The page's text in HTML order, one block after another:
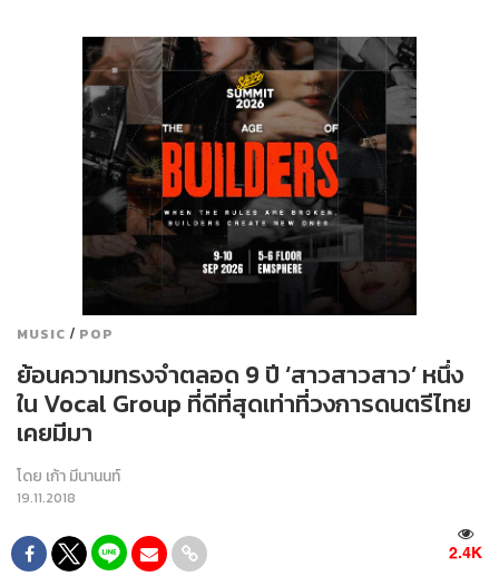
MUSIC / POP
ย้อนความทรงจำตลอด 9 ปี ‘สาวสาวสาว’ หนึ่ง
ใน Vocal Group ที่ดีที่สุดเท่าที่วงการดนตรีไทย
เคยมีมา
โดย เก้า มีนานนท์
19.11.2018
2.4K